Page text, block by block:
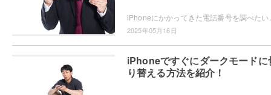
2025年05月16日
iPhoneですぐにダークモードに
り替える方法を紹介！